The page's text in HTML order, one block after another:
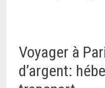
Voyager à
d’argent: